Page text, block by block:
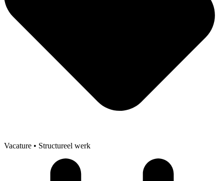
Vacature • Structureel werk